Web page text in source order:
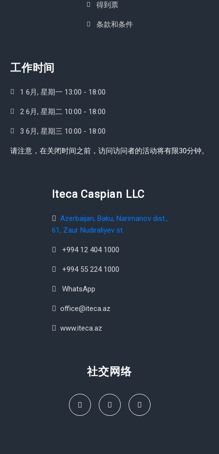
得到票
条款和条件
工作时间
1 6月, 星期一 13:00 - 18:00
2 6月, 星期二 10:00 - 18:00
3 6月, 星期三 10:00 - 18:00
请注意，在关闭时间之前，访问访问者的活动将有限30分钟。
Iteca Caspian LLC
Azerbaijan, Baku, Narimanov dist.,
61, Zaur Nudiraliyev st.
+994 12 404 1000
+994 55 224 1000
WhatsApp
office@iteca.az
www.iteca.az
社交网络